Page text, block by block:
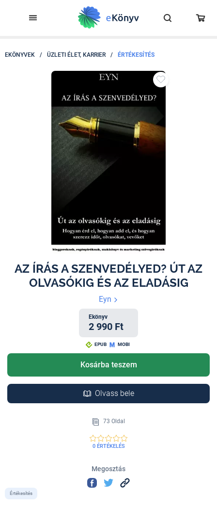
EKÖNYVEK / ÜZLETI ÉLET, KARRIER / ÉRTÉKESÍTÉS
AZ ÍRÁS A SZENVEDÉLYED? ÚT AZ
OLVASÓKIG ÉS AZ ELADÁSIG
Eyn
Ekönyv
2 990 Ft
EPUB MOBI
Kosárba teszem
Olvass bele
73 Oldal
0 ÉRTÉKELÉS
Megosztás
Értékesítés